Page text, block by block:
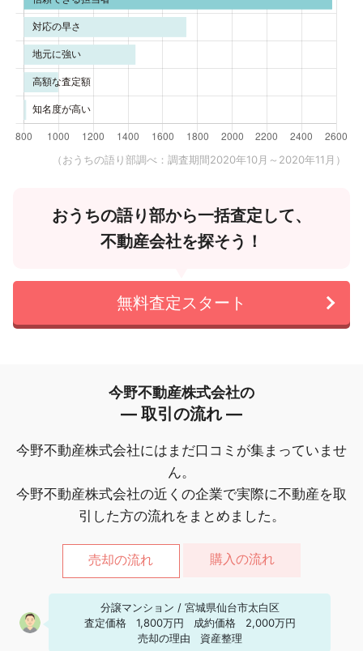
（おうちの語り部調べ：調査期間2020年10月～2020年11月）
おうちの語り部から一括査定して、
不動産会社を探そう！
無料査定スタート
今野不動産株式会社の
― 取引の流れ ―
今野不動産株式会社にはまだ口コミが集まっていませ
ん。
今野不動産株式会社の近くの企業で実際に不動産を取
引した方の流れをまとめました。
売却の流れ 購入の流れ
分譲マンション / 宮城県仙台市太白区
査定価格
1,800万円 成約価格
2,000万円
売却の理由
資産整理